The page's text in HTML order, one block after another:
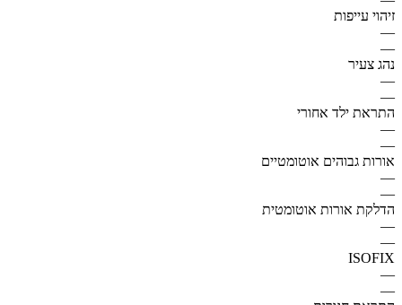
זיהוי עייפות
—
—
נהג צעיר
—
—
התראת ילד אחורי
—
—
אורות גבוהים אוטומטיים
—
—
הדלקת אורות אוטומטית
—
—
ISOFIX
—
—